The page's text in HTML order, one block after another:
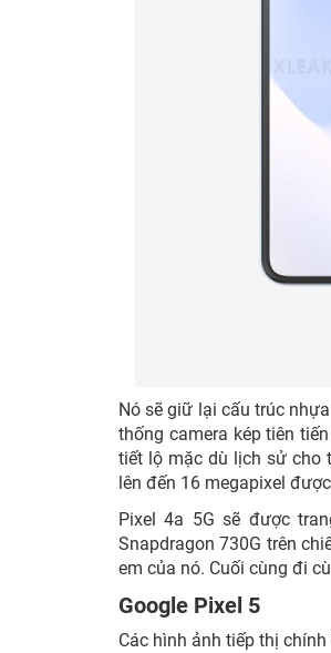
Nó sẽ giữ lại cấu trúc
thống camera kép tiên
tiết lộ mặc dù lịch sử cho
lên đến 16 megapixel
Pixel 4a 5G sẽ được
Snapdragon 730G trên
em của nó. Cuối cùng đi
Google Pixel 5
Các hình ảnh tiếp thị